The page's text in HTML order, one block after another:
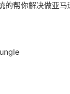
的帮你解决做亚马